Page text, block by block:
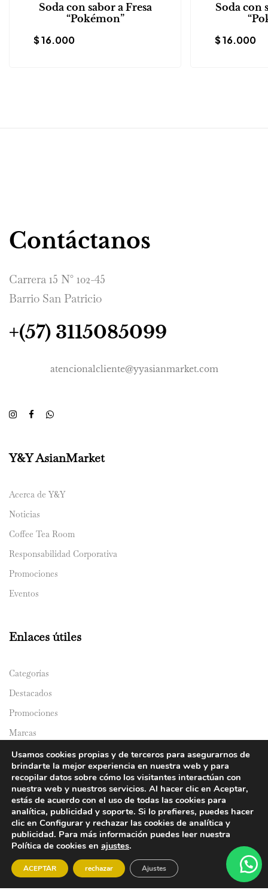
Soda con sabor a Fresa
“Pokémon”
$16.000
Soda con
$16.000
Contáctanos
Carrera 15 N° 102-45
Barrio San Patricio
+(57) 3115085099
atencionalcliente@yyasianmarket.com
Y&Y AsianMarket
Acerca de Y&Y
Noticias
Coffee Tea Room
Responsabilidad Corporativa
Promociones
Eventos
Enlaces útiles
Categorías
Destacados
Promociones
Marcas
Catálogos
Domicilios
© 2024 Y&Y Asian Market. All rights reserved.
Usamos cookies propias y de terceros para asegurarnos de
brindarte la mejor experiencia en nuestra web y para
recopilar datos sobre cómo los visitantes interactúan con
nuestra web y nuestros servicios. Al hacer clic en Aceptar,
estás de acuerdo con el uso de todas las cookies para
analítica, publicidad y soporte. Si lo prefieres, puedes hacer
clic en Configurar y rechazar las cookies de analítica y
publicidad. Para más información puedes leer nuestra
Política de cookies en ajustes.
ACEPTAR rechazar Ajustes